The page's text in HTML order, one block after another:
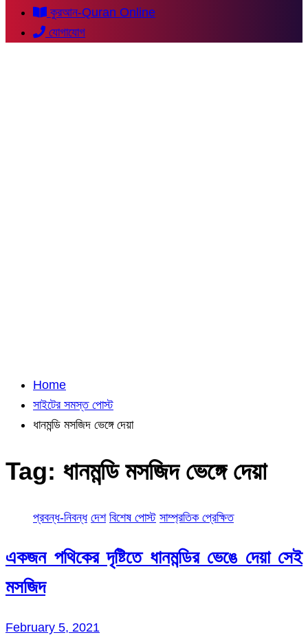
কুরআন-Quran Online
যোগাযোগ
Home
সাইটের সমস্ত পোস্ট
ধানমন্ডি মসজিদ ভেঙ্গে দেয়া
Tag: ধানমন্ডি মসজিদ ভেঙ্গে দেয়া
প্রবন্ধ-নিবন্ধ দেশ বিশেষ পোস্ট সাম্প্রতিক প্রেক্ষিত
একজন পথিকের দৃষ্টিতে ধানমন্ডির ভেঙে দেয়া সেই
মসজিদ
February 5, 2021